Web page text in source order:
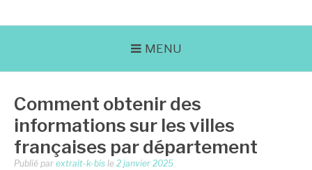
MENU
Comment obtenir des
informations sur les villes
françaises par département
Publié par extrait-k-bis le 2 janvier 2025